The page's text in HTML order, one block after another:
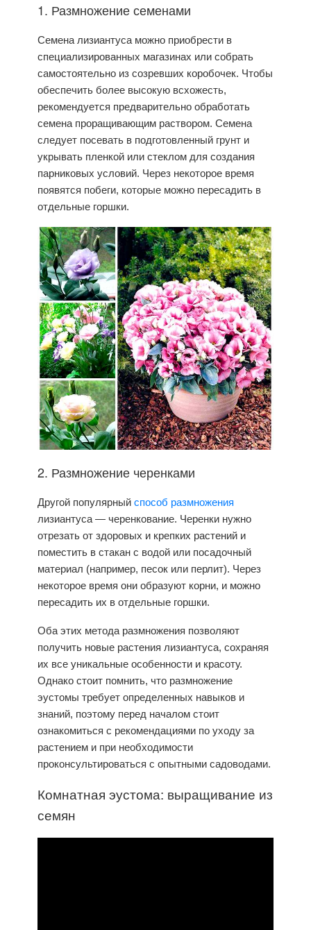
1. Размножение семенами
Семена лизиантуса можно приобрести в
специализированных магазинах или собрать
самостоятельно из созревших коробочек. Чтобы
обеспечить более высокую всхожесть,
рекомендуется предварительно обработать
семена проращивающим раствором. Семена
следует посевать в подготовленный грунт и
укрывать пленкой или стеклом для создания
парниковых условий. Через некоторое время
появятся побеги, которые можно пересадить в
отдельные горшки.
2. Размножение черенками
Другой популярный способ размножения
лизиантуса — черенкование. Черенки нужно
отрезать от здоровых и крепких растений и
поместить в стакан с водой или посадочный
материал (например, песок или перлит). Через
некоторое время они образуют корни, и можно
пересадить их в отдельные горшки.
Оба этих метода размножения позволяют
получить новые растения лизиантуса, сохраняя
их все уникальные особенности и красоту.
Однако стоит помнить, что размножение
эустомы требует определенных навыков и
знаний, поэтому перед началом стоит
ознакомиться с рекомендациями по уходу за
растением и при необходимости
проконсультироваться с опытными садоводами.
Комнатная эустома: выращивание из
семян